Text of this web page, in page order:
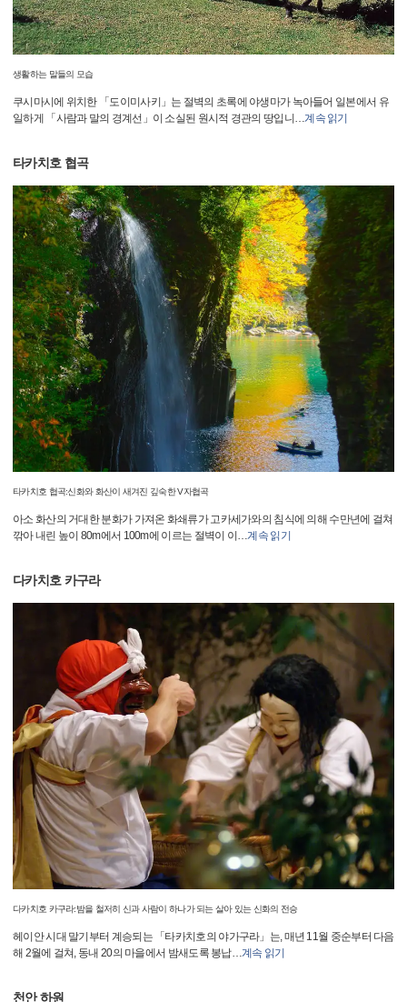
생활하는 말들의 모습
쿠시마시에 위치한 「도이미사키」는 절벽의 초록에 야생마가 녹아들어 일본에서 유
일하게 「사람과 말의 경계선」이 소실된 원시적 경관의 땅입니 …계속 읽기
타카치호 협곡
타카치호 협곡:신화와 화산이 새겨진 깊숙한 V자협곡
아소 화산의 거대한 분화가 가져온 화쇄류가 고카세가와의 침식에 의해 수만년에 걸쳐
깎아 내린 높이 80m에서 100m에 이르는 절벽이 이 …계속 읽기
다카치호 카구라
다카치호 카구라:밤을 철저히 신과 사람이 하나가 되는 살아 있는 신화의 전승
헤이안 시대 말기부터 계승되는 「타카치호의 야가구라」는, 매년 11월 중순부터 다음
해 2월에 걸쳐, 동내 20의 마을에서 밤새도록 봉납…계속 읽기
천안 하원